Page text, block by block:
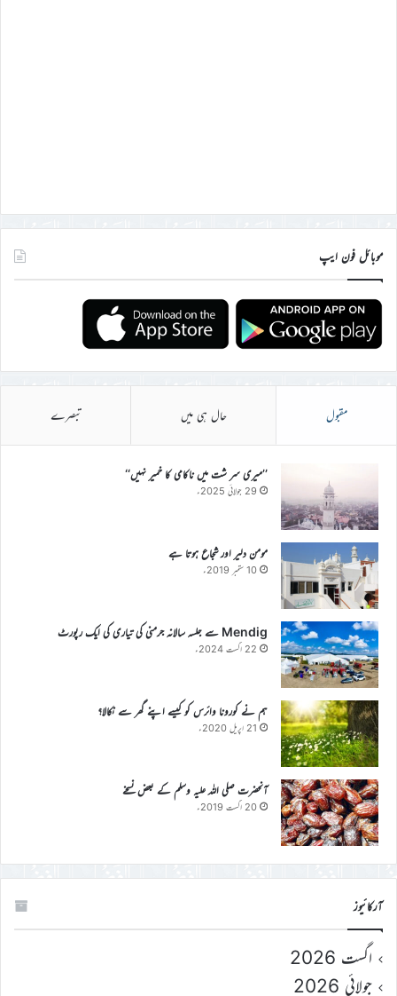
موبائل فون ایپ
مقبول حال ہی میں تبصرے
’’میری سر شت میں ناکامی کا خمیر نہیں‘‘
29 جولائی 2025ء
مومن دلیر اور شجاع ہوتا ہے
10 ستمبر 2019ء
Mendig سے جلسہ سالانہ جرمنی کی تیاری کی ایک رپورٹ
22 اگست 2024ء
ہم نے کورونا وائرس کو کیسے اپنے گھر سے نکالا؟
21 اپریل 2020ء
آنحضرت صلی اللہ علیہ وسلم کے بعض نسخے
20 اگست 2019ء
آرکائیوز
اگست 2026
جولائی 2026